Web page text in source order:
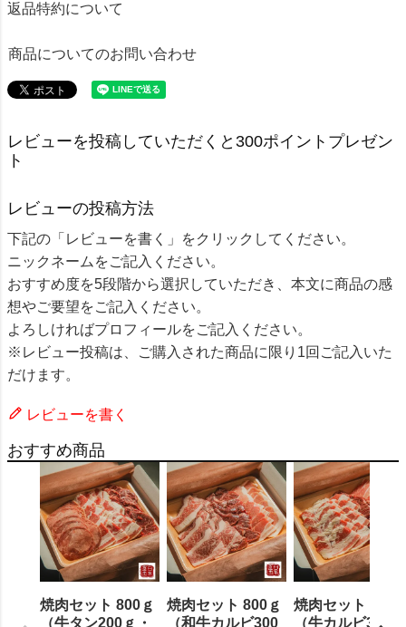
返品特約について
商品についてのお問い合わせ
レビューを投稿していただくと300ポイントプレゼン
ト
レビューの投稿方法
下記の「レビューを書く」をクリックしてください。
ニックネームをご記入ください。
おすすめ度を5段階から選択していただき、本文に商品の感
想やご要望をご記入ください。
よろしければプロフィールをご記入ください。
※レビュー投稿は、ご購入された商品に限り1回ご記入いた
だけます。
レビューを書く
おすすめ商品
焼肉セット 800ｇ
（牛タン200ｇ・
焼肉セット 800ｇ
（和牛カルビ300
焼肉セット 800
（牛カルビ300